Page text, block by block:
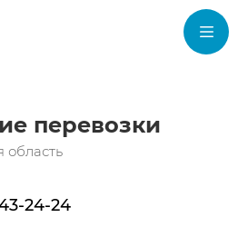
перевозки
область
24-24